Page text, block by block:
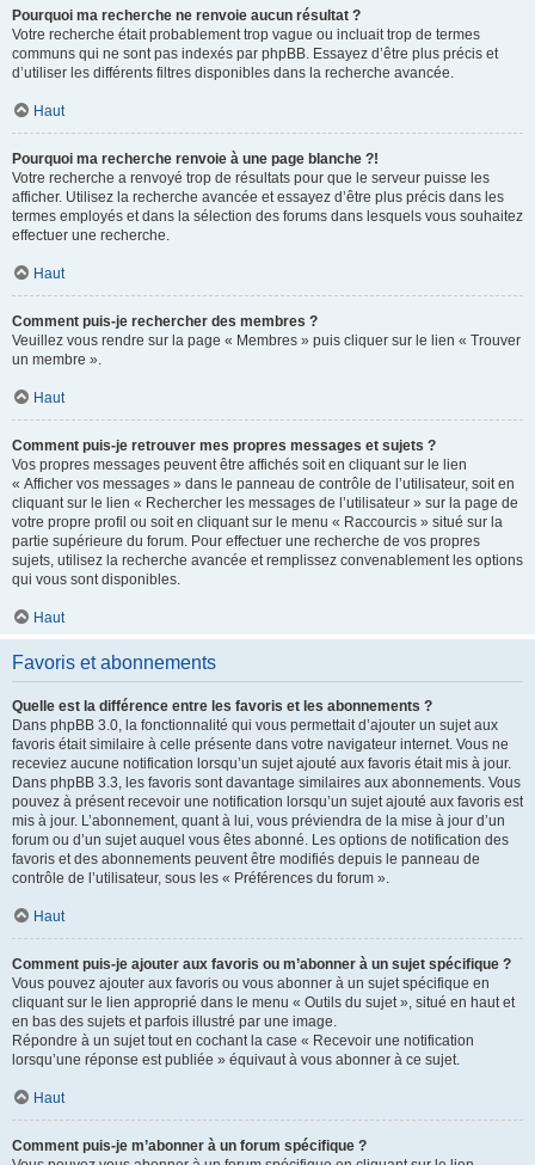
Pourquoi ma recherche ne renvoie aucun résultat ?
Votre recherche était probablement trop vague ou incluait trop de termes
communs qui ne sont pas indexés par phpBB. Essayez d’être plus précis et
d’utiliser les différents filtres disponibles dans la recherche avancée.
Haut
Pourquoi ma recherche renvoie à une page blanche ?!
Votre recherche a renvoyé trop de résultats pour que le serveur puisse les
afficher. Utilisez la recherche avancée et essayez d’être plus précis dans les
termes employés et dans la sélection des forums dans lesquels vous souhaitez
effectuer une recherche.
Haut
Comment puis-je rechercher des membres ?
Veuillez vous rendre sur la page « Membres » puis cliquer sur le lien « Trouver
un membre ».
Haut
Comment puis-je retrouver mes propres messages et sujets ?
Vos propres messages peuvent être affichés soit en cliquant sur le lien
« Afficher vos messages » dans le panneau de contrôle de l’utilisateur, soit en
cliquant sur le lien « Rechercher les messages de l’utilisateur » sur la page de
votre propre profil ou soit en cliquant sur le menu « Raccourcis » situé sur la
partie supérieure du forum. Pour effectuer une recherche de vos propres
sujets, utilisez la recherche avancée et remplissez convenablement les options
qui vous sont disponibles.
Haut
Favoris et abonnements
Quelle est la différence entre les favoris et les abonnements ?
Dans phpBB 3.0, la fonctionnalité qui vous permettait d’ajouter un sujet aux
favoris était similaire à celle présente dans votre navigateur internet. Vous ne
receviez aucune notification lorsqu’un sujet ajouté aux favoris était mis à jour.
Dans phpBB 3.3, les favoris sont davantage similaires aux abonnements. Vous
pouvez à présent recevoir une notification lorsqu’un sujet ajouté aux favoris est
mis à jour. L’abonnement, quant à lui, vous préviendra de la mise à jour d’un
forum ou d’un sujet auquel vous êtes abonné. Les options de notification des
favoris et des abonnements peuvent être modifiés depuis le panneau de
contrôle de l’utilisateur, sous les « Préférences du forum ».
Haut
Comment puis-je ajouter aux favoris ou m’abonner à un sujet spécifique ?
Vous pouvez ajouter aux favoris ou vous abonner à un sujet spécifique en
cliquant sur le lien approprié dans le menu « Outils du sujet », situé en haut et
en bas des sujets et parfois illustré par une image.
Répondre à un sujet tout en cochant la case « Recevoir une notification
lorsqu’une réponse est publiée » équivaut à vous abonner à ce sujet.
Haut
Comment puis-je m’abonner à un forum spécifique ?